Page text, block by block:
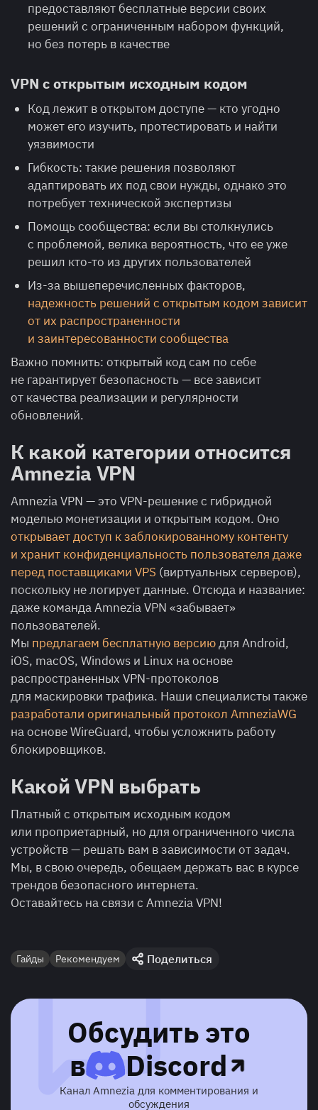
предоставляют бесплатные версии своих
решений с ограниченным набором функций,
но без потерь в качестве
VPN с открытым исходным кодом
Код лежит в открытом доступе — кто угодно
может его изучить, протестировать и найти
уязвимости
Гибкость: такие решения позволяют
адаптировать их под свои нужды, однако это
потребует технической экспертизы
Помощь сообщества: если вы столкнулись
с проблемой, велика вероятность, что ее уже
решил кто-то из других пользователей
Из-за вышеперечисленных факторов,
надежность решений с открытым кодом зависит
от их распространенности
и заинтересованности сообщества
Важно помнить: открытый код сам по себе
не гарантирует безопасность — все зависит
от качества реализации и регулярности
обновлений.
К какой категории относится
Amnezia VPN
Amnezia VPN — это VPN-решение с гибридной
моделью монетизации и открытым кодом. Оно
открывает доступ к заблокированному контенту
и хранит конфиденциальность пользователя даже
перед поставщиками VPS (виртуальных серверов),
поскольку не логирует данные. Отсюда и название:
даже команда Amnezia VPN «забывает»
пользователей.
Мы предлагаем бесплатную версиюдля Android,
iOS, macOS, Windows и Linux на основе
распространенных VPN-протоколов
для маскировки трафика. Наши специалисты также
разработали оригинальный протокол AmneziaWG
на основе WireGuard, чтобы усложнить работу
блокировщиков.
Какой VPN выбрать
Платный с открытым исходным кодом
или проприетарный, но для ограниченного числа
устройств — решать вам в зависимости от задач.
Мы, в свою очередь, обещаем держать вас в курсе
трендов безопасного интернета.
Оставайтесь на связи с Amnezia VPN!
Гайды Рекомендуем Поделиться
Обсудить это
в
Discord
Канал Amnezia для комментирования и
обсуждения